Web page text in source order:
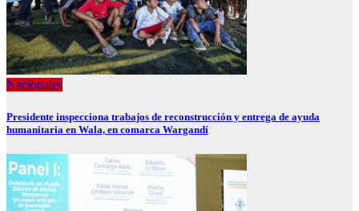
Nacionales
Presidente inspecciona trabajos de reconstrucción y entrega de ayuda
humanitaria en Wala, en comarca Wargandí